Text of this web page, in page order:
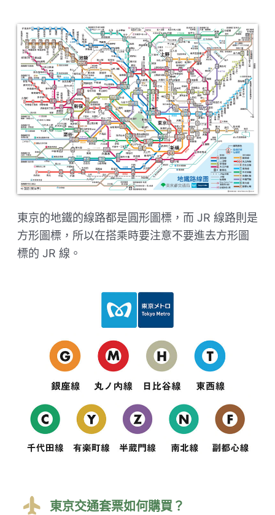
東京的地鐵的線路都是圓形圖標，而 JR 線路則是
方形圖標，所以在搭乘時要注意不要進去方形圖
標的 JR 線。
東京交通套票如何購買？